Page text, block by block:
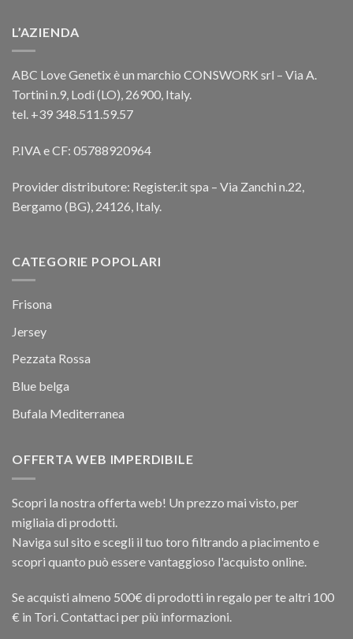
L’AZIENDA
ABC Love Genetix è un marchio CONSWORK srl – Via A.
Tortini n.9, Lodi (LO), 26900, Italy.
tel. +39 348.511.59.57
P.IVA e CF: 05788920964
Provider distributore: Register.it spa – Via Zanchi n.22,
Bergamo (BG), 24126, Italy.
CATEGORIE POPOLARI
Frisona
Jersey
Pezzata Rossa
Blue belga
Bufala Mediterranea
OFFERTA WEB IMPERDIBILE
Scopri la nostra offerta web! Un prezzo mai visto, per
migliaia di prodotti.
Naviga sul sito e scegli il tuo toro filtrando a piacimento e
scopri quanto può essere vantaggioso l'acquisto online.
Se acquisti almeno 500€ di prodotti in regalo per te altri 100
€ in Tori. Contattaci per più informazioni.